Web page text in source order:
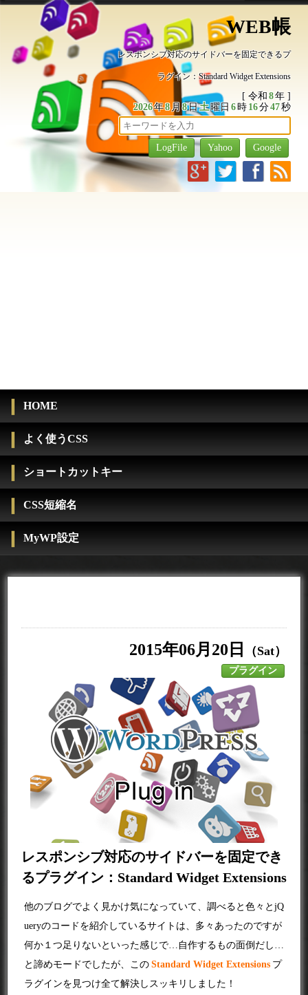
WEB帳
レスポンシブ対応のサイドバーを固定できるプ
ラグイン：Standard Widget Extensions
[ 令和 8年 ]
2026年8月 8日土曜日 6 時 16分48秒
r
f
t
g
HOME
よく使うCSS
ショートカットキー
CSS短縮名
MyWP設定
2015年06月20日 （Sat）
プラグイン
レスポンシブ対応のサイドバーを固定でき
るプラグイン：Standard Widget Extensions
他のブログでよく見かけ気になっていて、調べると色々とjQ
ueryのコードを紹介しているサイトは、多々あったのですが
何か１つ足りないといった感じで…自作するもの面倒だし…
と諦めモードでしたが、この Standard Widget Extensions プ
ラグインを見つけ全て解決しスッキリしました！